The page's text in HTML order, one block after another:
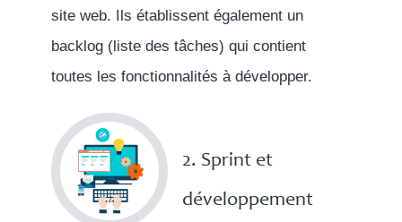
site web. Ils établissent également un
backlog (liste des tâches) qui contient
toutes les fonctionnalités à développer.
2. Sprint et
développement